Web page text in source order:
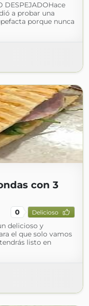
DESPEJADOHace
a probar una
porque nunca
con 3
0 Delicioso
delicioso y
el que solo vamos
listo en